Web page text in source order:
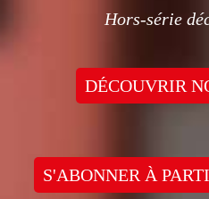
Hors-série
DÉCOUVRIR
S'ABONNER À